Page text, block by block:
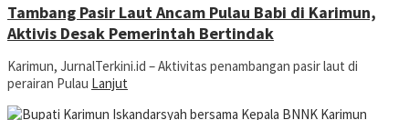
Tambang Pasir Laut Ancam Pulau Babi di Karimun,
Aktivis Desak Pemerintah Bertindak
Karimun, JurnalTerkini.id – Aktivitas penambangan pasir laut di
perairan Pulau Lanjut